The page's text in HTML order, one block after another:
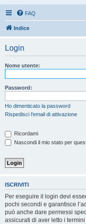
FAQ
Indice
Login
Nome utente:
Password:
Ho dimenticato la password
Rispedisci l’email di attivazione
Ricordami
Nascondi il mio stato per
ISCRIVITI
Per eseguire il login devi
pochi secondi e garantisce
può anche dare permessi
assicurati di aver letto i termini